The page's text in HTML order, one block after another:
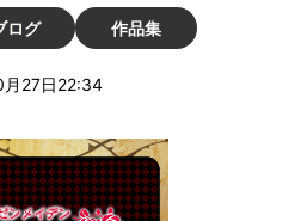
ログ 作品集
月27日22:34